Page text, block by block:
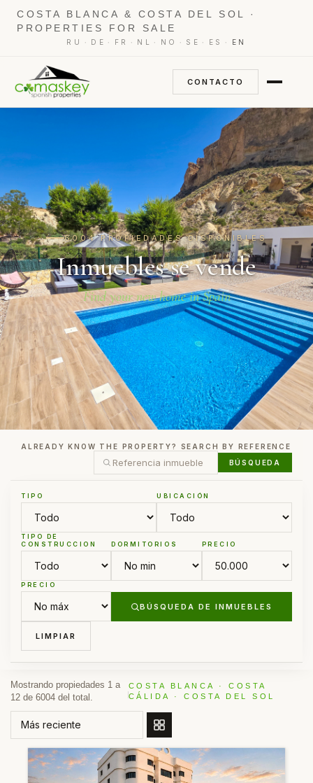
COSTA BLANCA & COSTA DEL SOL ·
PROPERTIES FOR SALE
RU · DE · FR · NL · NO · SE · ES · EN
CONTACTO
6004 PROPIEDADES DISPONIBLES
Inmuebles se vende
Find your new home in Spain
ALREADY KNOW THE PROPERTY? SEARCH BY REFERENCE
BÚSQUEDA
TIPO UBICACIÓN
TIPO DE
CONSTRUCCION
DORMITORIOS PRECIO
PRECIO
BÚSQUEDA DE INMUEBLES
LIMPIAR
Mostrando propiedades 1 a
12 de 6004 del total.
COSTA BLANCA · COSTA
CÁLIDA · COSTA DEL SOL
ORDENAR POR